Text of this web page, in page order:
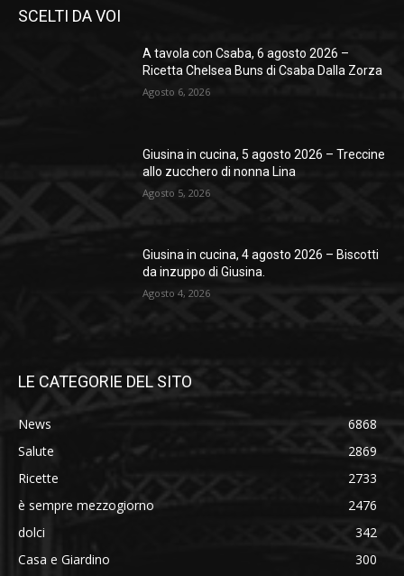
SCELTI DA VOI
A tavola con Csaba, 6 agosto 2026 –
Ricetta Chelsea Buns di Csaba Dalla Zorza
Agosto 6, 2026
Giusina in cucina, 5 agosto 2026 – Treccine
allo zucchero di nonna Lina
Agosto 5, 2026
Giusina in cucina, 4 agosto 2026 – Biscotti
da inzuppo di Giusina.
Agosto 4, 2026
LE CATEGORIE DEL SITO
News
6868
Salute
2869
Ricette
2733
è sempre mezzogiorno
2476
dolci
342
Casa e Giardino
300